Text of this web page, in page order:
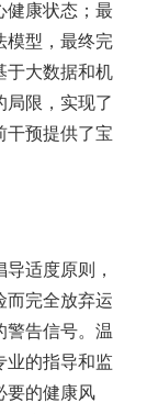
健康状态；最
模型，最终完
于大数据和机
局限，实现了
干预提供了宝
适度原则，
完全放弃运
警告信号。温
业的指导和监
要的健康风